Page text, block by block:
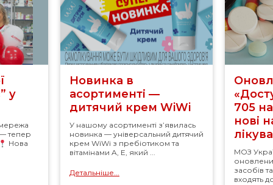
у
тепер
Нова
Новинка в
асортименті —
дитячий крем WiWi
У нашому асортименті з’явилась
новинка — універсальний дитячий
крем WiWi з пребіотиком та
вітамінами A, E, який ...
Детальніше...
705
нові
МОЗ
засобів
входять